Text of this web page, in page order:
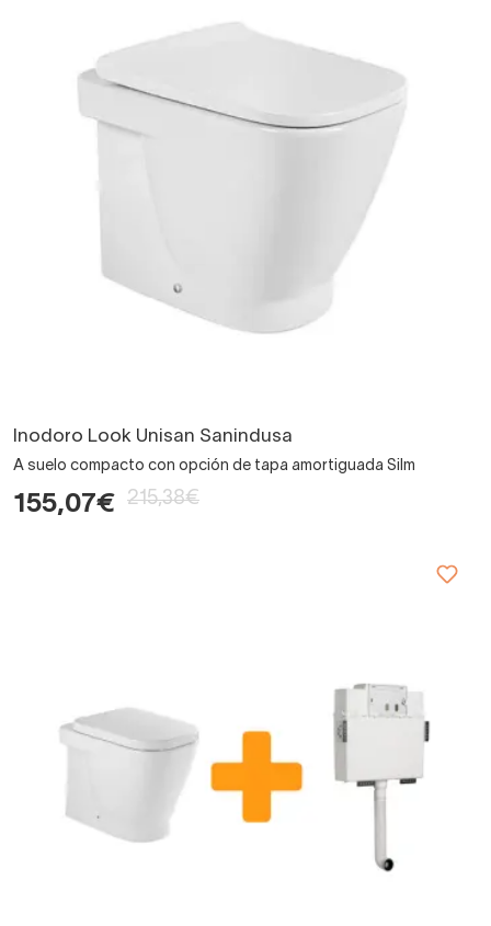
Inodoro Look Unisan Sanindusa
A suelo compacto con opción de tapa amortiguada Silm
155,07€ 215,38€